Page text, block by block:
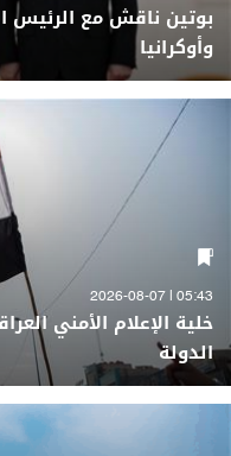
بوتين ناقش مع الرئيس
وأوكرانيا
05:43 | 2026-08-07
خلية الإعلام الأمني
الدولة